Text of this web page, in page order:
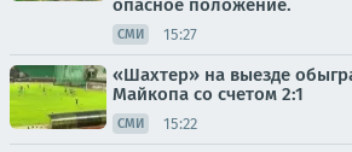
опасное положение.
СМИ 15:27
«Шахтер» на выезде
Майкопа со счетом 2:1
СМИ 15:22